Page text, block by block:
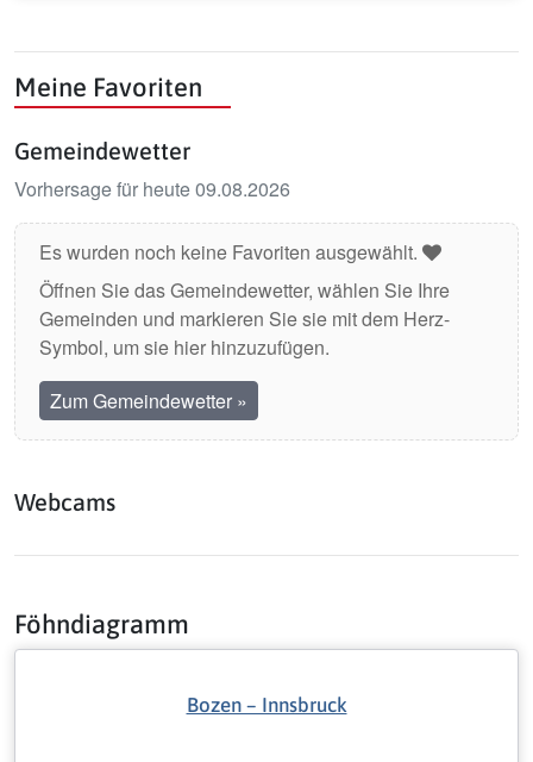
Meine Favoriten
Gemeindewetter
Vorhersage für heute 09.08.2026
Es wurden noch keine Favoriten ausgewählt.
Öffnen Sie das Gemeindewetter, wählen Sie Ihre
Gemeinden und markieren Sie sie mit dem Herz-
Symbol, um sie hier hinzuzufügen.
Zum Gemeindewetter »
Webcams
Föhndiagramm
Bozen – Innsbruck